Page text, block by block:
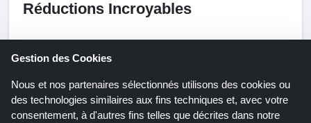
Réductions Incroyables
salles de bains est parfois négligée en raison de nos
restrictions budgétaires. Mais les problèmes de
budget ne devraient pas vous empêcher d'avoir une
salle de bain somptueuse. Sirhona vous propose des
Gestion des Cookies
Nous et nos partenaires sélectionnés utilisons des cookies ou
des technologies similaires aux fins techniques et, avec votre
consentement, à d'autres fins telles que décrites dans notre